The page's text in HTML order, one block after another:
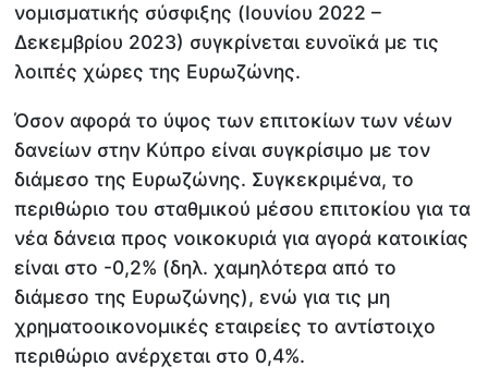
νομισματικής σύσφιξης (Ιουνίου 2022 –
Δεκεμβρίου 2023) συγκρίνεται ευνοϊκά με τις
λοιπές χώρες της Ευρωζώνης.
Όσον αφορά το ύψος των επιτοκίων των νέων
δανείων στην Κύπρο είναι συγκρίσιμο με τον
διάμεσο της Ευρωζώνης. Συγκεκριμένα, το
περιθώριο του σταθμικού μέσου επιτοκίου για τα
νέα δάνεια προς νοικοκυριά για αγορά κατοικίας
είναι στο -0,2% (δηλ. χαμηλότερα από το
διάμεσο της Ευρωζώνης), ενώ για τις μη
χρηματοοικονομικές εταιρείες το αντίστοιχο
περιθώριο ανέρχεται στο 0,4%.